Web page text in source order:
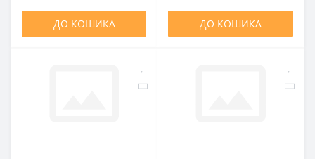
ДО КОШИКА ДО КОШИКА